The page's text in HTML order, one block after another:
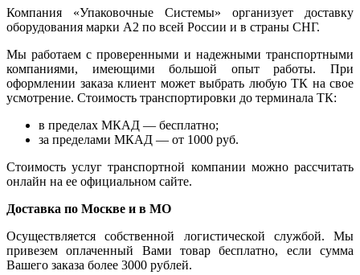
Компания «Упаковочные Системы» организует доставку
оборудования марки А2 по всей России и в страны СНГ.
Мы работаем с проверенными и надежными транспортными
компаниями, имеющими большой опыт работы. При
оформлении заказа клиент может выбрать любую ТК на свое
усмотрение. Стоимость транспортировки до терминала ТК:
в пределах МКАД — бесплатно;
за пределами МКАД — от 1000 руб.
Стоимость услуг транспортной компании можно рассчитать
онлайн на ее официальном сайте.
Доставка по Москве и в МО
Осуществляется собственной логистической службой. Мы
привезем оплаченный Вами товар бесплатно, если сумма
Вашего заказа более 3000 рублей.